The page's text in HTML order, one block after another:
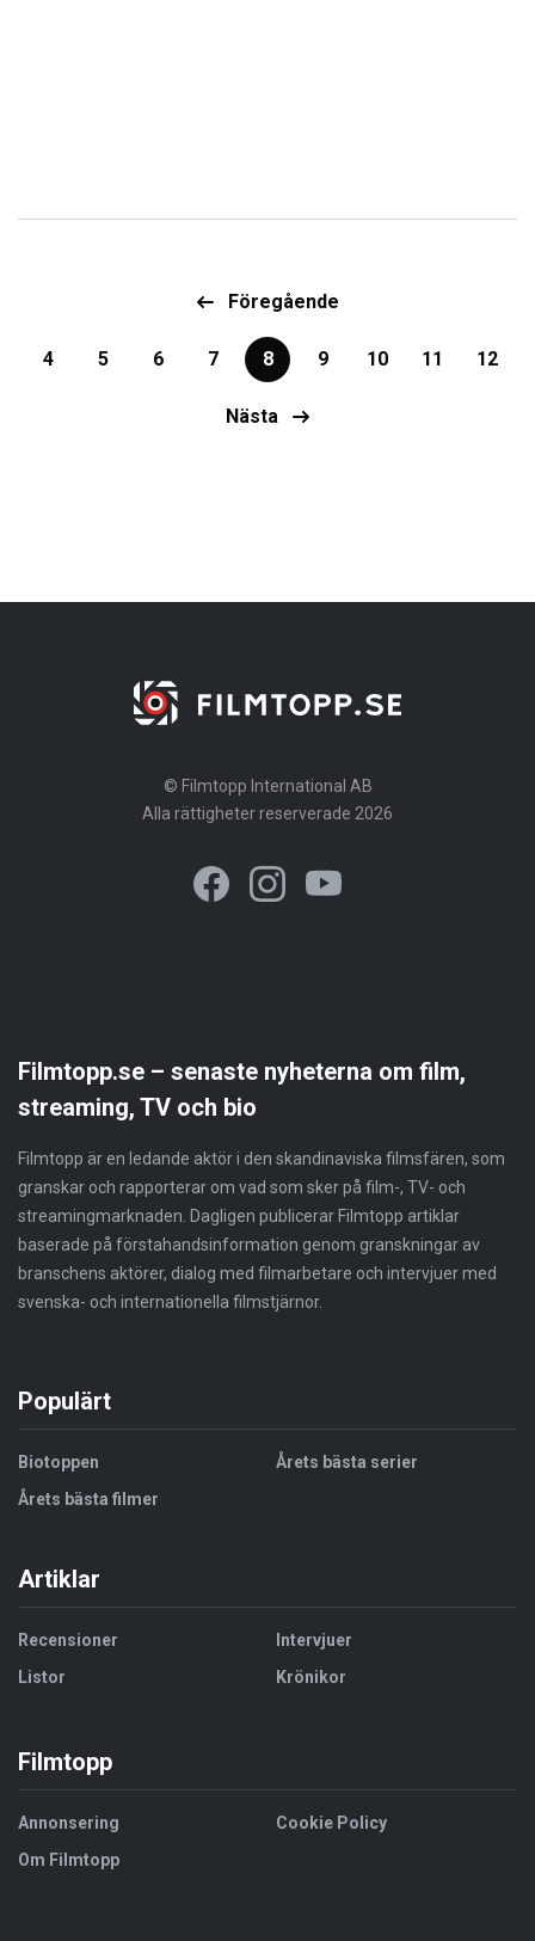
Föregående
4 5 6 7 8 9 10 11 12
Nästa
© Filmtopp International AB
Alla rättigheter reserverade 2026
Filmtopp.se – senaste nyheterna om film,
streaming, TV och bio
Filmtopp är en ledande aktör i den skandinaviska filmsfären, som
granskar och rapporterar om vad som sker på film-, TV- och
streamingmarknaden. Dagligen publicerar Filmtopp artiklar
baserade på förstahandsinformation genom granskningar av
branschens aktörer, dialog med filmarbetare och intervjuer med
svenska- och internationella filmstjärnor.
Populärt
Biotoppen
Årets bästa filmer
Årets bästa serier
Artiklar
Recensioner
Listor
Intervjuer
Krönikor
Filmtopp
Annonsering
Om Filmtopp
Cookie Policy